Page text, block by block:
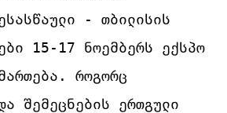
- თბილისის
15-17 ნოემბერს ექსპო
როგორც
შემეცნების ერთგული